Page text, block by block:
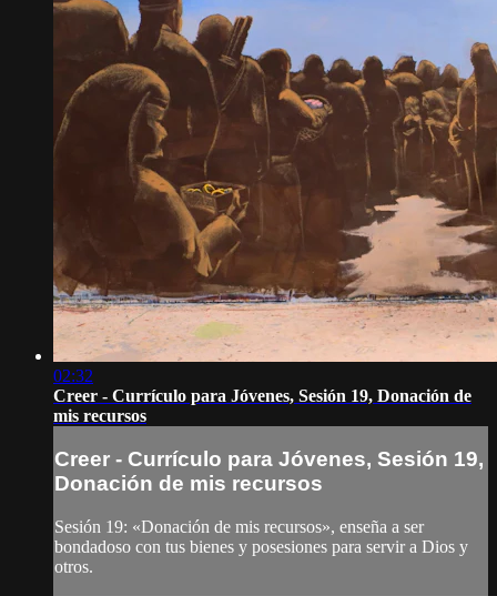
02:32
Creer - Currículo para Jóvenes, Sesión 19, Donación de
mis recursos
Creer - Currículo para Jóvenes, Sesión 19,
Donación de mis recursos
Sesión 19: «Donación de mis recursos», enseña a ser
bondadoso con tus bienes y posesiones para servir a Dios y
otros.